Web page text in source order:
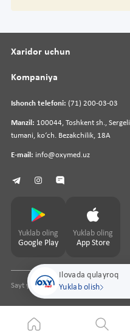
Ilovada qulayroq
Yuklab olish
Ishonch telefoni: (71) 200-03-03
Manzil: 100044, Toshkent sh., Sergeli
tumani, koʻch. Bezakchilik, 18A
E-mail: info@oxymed.uz
Xaridor uchun
Kompaniya
Yuklab oling
Google Play
Yuklab oling
App Store
Sayt yaratuvchipharmit.uz